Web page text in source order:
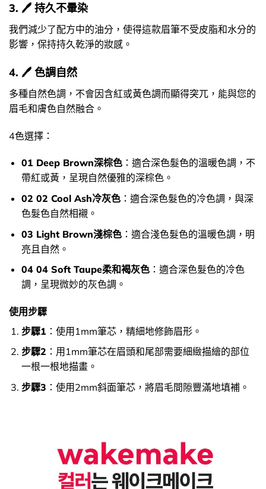
3. 🖊️ 持久不暈染
我們減少了配方中的油分，使得這款眉筆不受皮脂和水分的
影響，保持持久乾淨的妝感。
4. 🖊️ 色調自然
多種自然色調，不會因含紅或黃色調而顯得突兀，能與您的
眉毛和膚色自然融合。
4色選擇：
01 Deep Brown深棕色：適合深色髮色的溫暖色調，不
帶紅或黃，呈現自然優雅的深棕色。
02 02 Cool Ash冷灰色：適合深色髮色的冷色調，與深
色髮色自然相襯。
03 Light Brown淺棕色：適合淺色髮色的溫暖色調，明
亮且自然。
04 04 Soft Taupe柔和褐灰色：適合深色髮色的冷色
調，呈現微妙的灰色調。
使用步驟
步驟1 ：使用1mm筆芯，精細地修飾眉形。
步驟2 ：用1mm筆芯在眉頭和尾部需要細緻描繪的部位
一根一根地描畫。
步驟3 ：使用2mm斜面筆芯，將眉毛間隙豐滿地填補。